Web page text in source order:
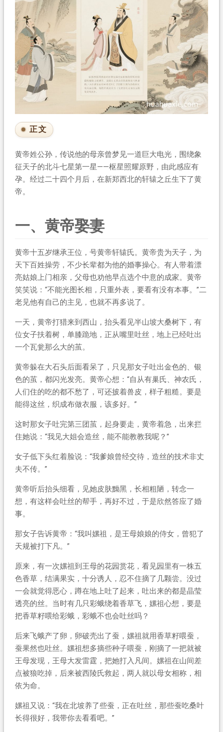
正文
黄帝姓公孙，传说他的母亲曾梦见一道巨大电光，围绕象
征天子的北斗七星第一星——枢星照耀原野，由此感应有
孕。经过二十四个月后，在新郑西北的轩辕之丘生下了黄
帝。
一、黄帝娶妻
黄帝十五岁继承王位，号黄帝轩辕氏。黄帝贵为天子，为
天下百姓操劳，不少长辈都为他的婚事操心。有人带着漂
亮姑娘上门相亲，父母也劝他早点选个中意的成家。黄帝
笑笑说：“不能光图长相，只重外表，要看有没有本事。”二
老见他有自己的主见，也就不再多说了。
一天，黄帝打猎来到西山，抬头看见半山坡大桑树下，有
位女子扶着树，单膝跪地，正从嘴里吐丝，地上已经吐出
一个瓦瓮那么大的茧。
黄帝躲在大石头后面看呆了，只见那女子吐出金色的、银
色的茧，都闪光发亮。黄帝心想：“自从有巢氏、神农氏，
人们住的吃的都不愁了，可还披着兽皮，样子粗糙。要是
能得这丝，织成布做衣服，该多好。”
这时那女子吐完第三团茧，起身要走，黄帝着急，出来拦
住她说：“我见大姐会造丝，能不能教教我呢？”
女子低下头红着脸说：“我爹娘曾经交待，造丝的技术非丈
夫不传。”
黄帝听后抬头细看，见她皮肤黝黑，长相粗陋，转念一
想，有这样会吐丝的帮手，再好不过，于是欣然答应了婚
事。
那女子告诉黄帝：“我叫嫘祖，是王母娘娘的侍女，曾犯了
天规被打下凡。”
原来，有一次嫘祖到王母的花园赏花，看见园里有一株五
色香草，结满果实，十分诱人，忍不住摘了几颗尝。没过
一会就觉得恶心，蹲在地上吐了起来，吐出来的都是晶莹
透亮的丝。当时有几只彩蛾绕着香草飞，嫘祖心想，要是
把香草籽喂给彩蛾，彩蛾不也会吐丝吗？
后来飞蛾产了卵，卵破壳出了蚕，嫘祖就用香草籽喂蚕，
蚕果然也吐丝。嫘祖想多摘些种子喂蚕，刚摘了一把就被
王母发现，王母大发雷霆，把她打入凡间。嫘祖在山间差
点被狼吃掉，后来被西陵氏救起，两人就以母女相称，相
依为命。
嫘祖又说：“我在北坡养了些蚕，正在吐丝，那些蚕吃桑叶
长得很好，我带你去看看吧。”